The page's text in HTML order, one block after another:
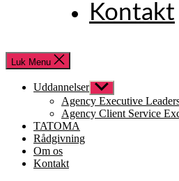
Kontakt
Luk Menu
Uddannelser Vis
undermenu
Agency Executive
Agency Client Service
TATOMA
Rådgivning
Om os
Kontakt